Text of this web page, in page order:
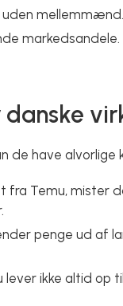
mellemmænd.
markedsandele.
de have alvorlige
fra Temu,
penge ud
ikke altid op